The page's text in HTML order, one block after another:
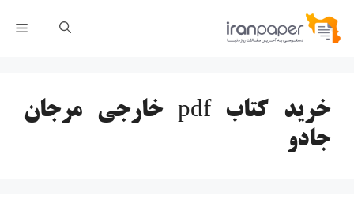
پرش
خرید کتاب pdf خارجی مرجان
جادو